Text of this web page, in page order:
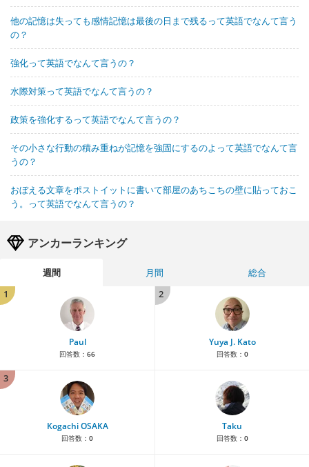
他の記憶は失っても感情記憶は最後の日まで残るって英語でなんて言う
の？
強化って英語でなんて言うの？
水際対策って英語でなんて言うの？
政策を強化するって英語でなんて言うの？
その小さな行動の積み重ねが記憶を強固にするのよって英語でなんて言
うの？
おぼえる文章をポストイットに書いて部屋のあちこちの壁に貼っておこ
う。って英語でなんて言うの？
アンカーランキング
週間 月間
総合
1
Paul
回答数： 66
2
Yuya J. Kato
回答数： 0
3
Kogachi OSAKA
回答数： 0
Taku
回答数： 0